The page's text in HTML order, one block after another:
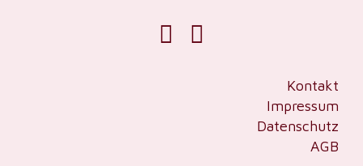
Kontakt
Impressum
Datenschutz
AGB